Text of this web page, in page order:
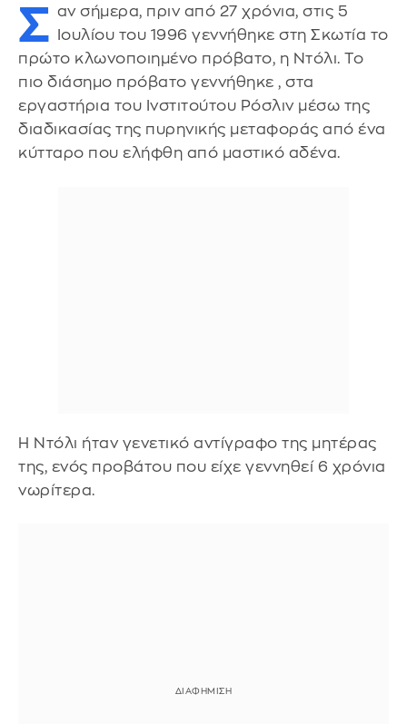
Σ αν σήμερα, πριν από 27 χρόνια, στις 5
Ιουλίου του 1996 γεννήθηκε στη Σκωτία το
πρώτο κλωνοποιημένο πρόβατο, η Ντόλι. Το
πιο διάσημο πρόβατο γεννήθηκε , στα
εργαστήρια του Ινστιτούτου Ρόσλιν μέσω της
διαδικασίας της πυρηνικής μεταφοράς από ένα
κύτταρο που ελήφθη από μαστικό αδένα.
Η Ντόλι ήταν γενετικό αντίγραφο της μητέρας
της, ενός προβάτου που είχε γεννηθεί 6 χρόνια
νωρίτερα.